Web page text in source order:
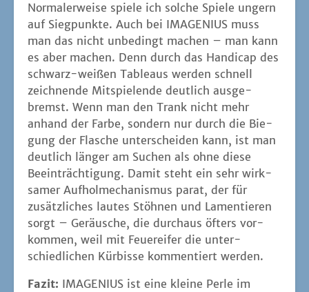
Nor­ma­ler­wei­se spie­le ich sol­che Spie­le ungern
auf Sieg­punk­te. Auch bei IMAGENIUS muss
man das nicht unbe­dingt machen – man kann
es aber machen. Denn durch das Han­di­cap des
schwarz-wei­ßen Tableaus wer­den schnell
zeich­nen­de Mit­spie­len­de deut­lich aus­ge­
bremst. Wenn man den Trank nicht mehr
anhand der Far­be, son­dern nur durch die Bie­
gung der Fla­sche unter­schei­den kann, ist man
deut­lich län­ger am Suchen als ohne die­se
Beein­träch­ti­gung. Damit steht ein sehr wirk­
sa­mer Auf­hol­me­cha­nis­mus parat, der für
zusätz­li­ches lau­tes Stöh­nen und Lamen­tie­ren
sorgt – Geräu­sche, die durch­aus öfters vor­
kom­men, weil mit Feu­er­ei­fer die unter­
schied­li­chen Kür­bis­se kom­men­tiert werden.
Fazit: IMAGENIUS ist eine klei­ne Per­le im